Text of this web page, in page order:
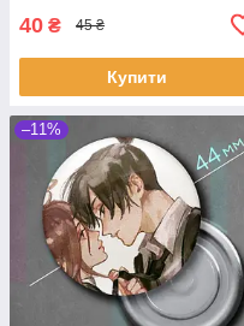
40 ₴ 45 ₴
Купити
–11%